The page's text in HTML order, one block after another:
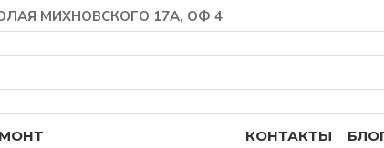
МИХНОВСКОГО 17А, ОФ 4
КОНТАКТЫ